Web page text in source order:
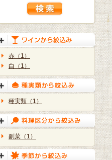
赤（1）
白（1）
種実類（1）
副菜（1）